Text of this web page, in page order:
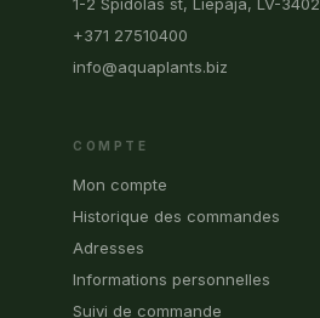
+371 27510400
info@aquaplants.biz
COMPTE
Mon compte
Historique des commandes
Adresses
Informations personnelles
Suivi de commande